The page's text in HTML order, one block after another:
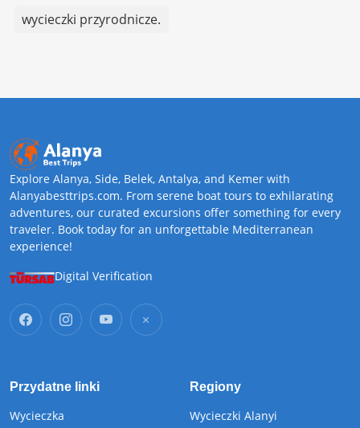
wycieczki przyrodnicze.
Explore Alanya, Side, Belek, Antalya, and Kemer with
Alanyabesttrips.com. From serene boat tours to exhilarating
adventures, our curated excursions offer something for every
traveler. Book today for an unforgettable Mediterranean
experience!
Digital Verification
Przydatne linki
Wycieczka
Regiony
Wycieczki Alanyi